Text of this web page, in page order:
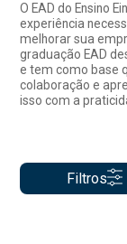
O EAD do Ensino
experiência
melhorar sua
graduação EAD
e tem como base
colaboração e
isso com a
Filtros